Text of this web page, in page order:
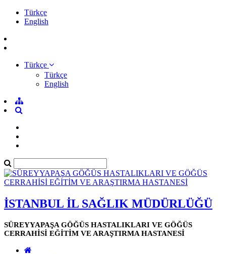
Türkçe
English
Türkçe
Türkçe
English
İSTANBUL İL SAĞLIK MÜDÜRLÜĞÜ
SÜREYYAPAŞA GÖĞÜS HASTALIKLARI VE GÖĞÜS
CERRAHİSİ EĞİTİM VE ARAŞTIRMA HASTANESİ